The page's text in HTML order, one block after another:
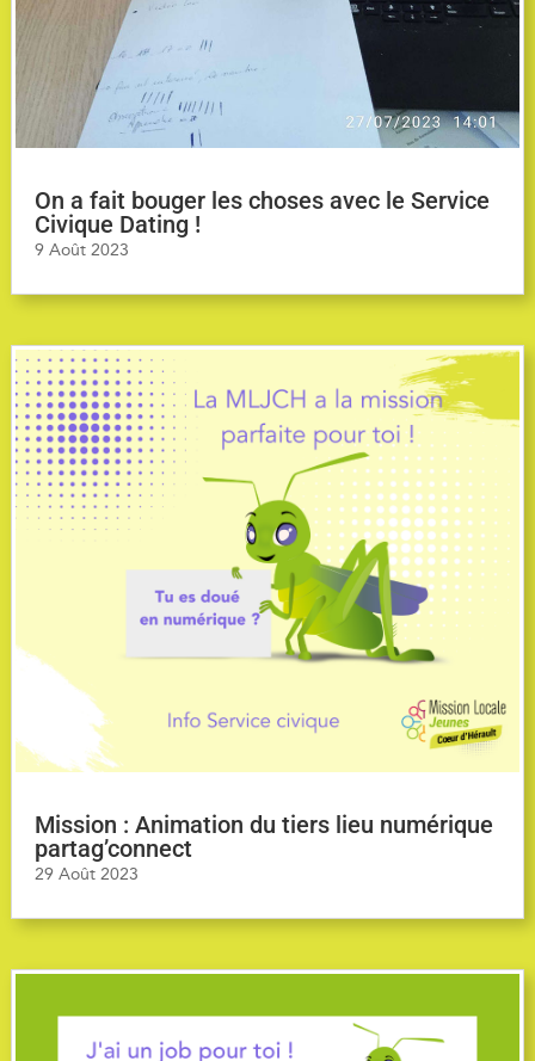
On a fait bouger les choses avec le Service
Civique Dating !
9 Août 2023
Mission : Animation du tiers lieu numérique
partag’connect
29 Août 2023